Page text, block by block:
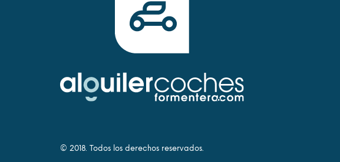
© 2018. Todos los derechos reservados.